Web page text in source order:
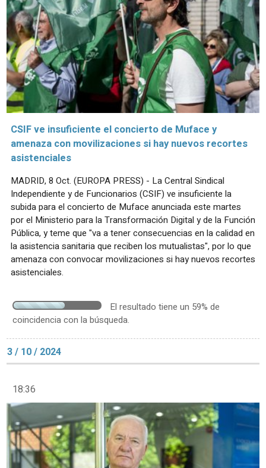
CSIF ve insuficiente el concierto de Muface y
amenaza con movilizaciones si hay nuevos recortes
asistenciales
MADRID, 8 Oct. (EUROPA PRESS) - La Central Sindical
Independiente y de Funcionarios (CSIF) ve insuficiente la
subida para el concierto de Muface anunciada este martes
por el Ministerio para la Transformación Digital y de la Función
Pública, y teme que "va a tener consecuencias en la calidad en
la asistencia sanitaria que reciben los mutualistas", por lo que
amenaza con convocar movilizaciones si hay nuevos recortes
asistenciales.
El resultado tiene un 59% de
coincidencia con la búsqueda.
3 / 10 / 2024
18:36